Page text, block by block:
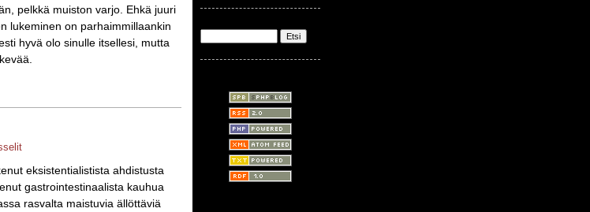
pelkkä muiston varjo. Ehkä juuri
lukeminen on parhaimmillaankin
hyvä olo sinulle itsellesi, mutta
eksistentialistista ahdistusta
gastrointestinaalista kauhua
rasvalta maistuvia ällöttäviä